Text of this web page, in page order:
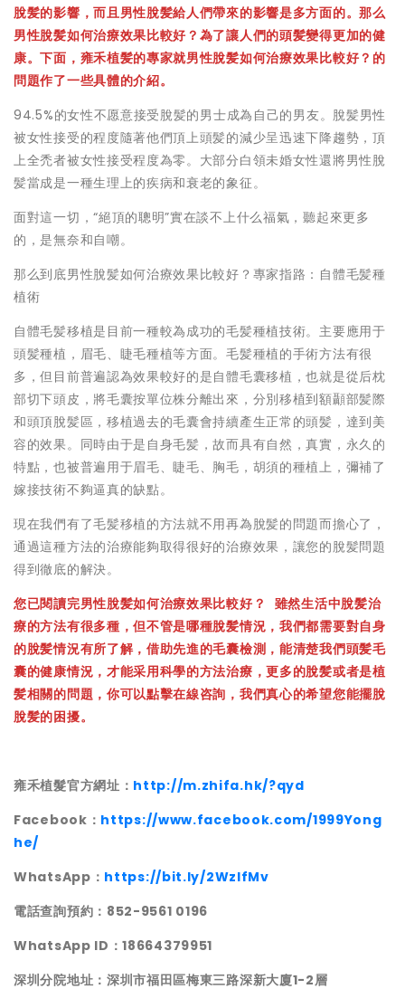
脫髪的影響，而且男性脫髪給人們帶來的影響是多方面的。那么
男性脫髪如何治療效果比較好？為了讓人們的頭髪變得更加的健
康。下面，雍禾植髪的專家就男性脫髪如何治療效果比較好？的
問題作了一些具體的介紹。
94.5%的女性不愿意接受脫髪的男士成為自己的男友。脫髪男性
被女性接受的程度隨著他們頂上頭髪的減少呈迅速下降趨勢，頂
上全禿者被女性接受程度為零。大部分白領未婚女性還將男性脫
髪當成是一種生理上的疾病和衰老的象征。
面對這一切，“絕頂的聰明”實在談不上什么福氣，聽起來更多
的，是無奈和自嘲。
那么到底男性脫髪如何治療效果比較好？專家指路：自體毛髪種
植術
自體毛髪移植是目前一種較為成功的毛髪種植技術。主要應用于
頭髪種植，眉毛、睫毛種植等方面。毛髪種植的手術方法有很
多，但目前普遍認為效果較好的是自體毛囊移植，也就是從后枕
部切下頭皮，將毛囊按單位株分離出來，分別移植到額顳部髪際
和頭頂脫髪區，移植過去的毛囊會持續產生正常的頭髪，達到美
容的效果。同時由于是自身毛髪，故而具有自然，真實，永久的
特點，也被普遍用于眉毛、睫毛、胸毛，胡須的種植上，彌補了
嫁接技術不夠逼真的缺點。
現在我們有了毛髪移植的方法就不用再為脫髪的問題而擔心了，
通過這種方法的治療能夠取得很好的治療效果，讓您的脫髪問題
得到徹底的解決。
您已閱讀完男性脫髪如何治療效果比較好？
雖然生活中脫髪治
療的方法有很多種，但不管是哪種脫髪情況，我們都需要對自身
的脫髪情況有所了解，借助先進的毛囊檢測，能清楚我們頭髪毛
囊的健康情況，才能采用科學的方法治療，更多的脫髪或者是植
髪相關的問題，你可以點擊在線咨詢，我們真心的希望您能擺脫
脫髪的困擾。
雍禾植髮官方網址： http://m.zhifa.hk/?qyd
Facebook： https://www.facebook.com/1999Yong
he/
WhatsApp： https://bit.ly/2WzlfMv
電話查詢預約：852-9561 0196
WhatsApp ID：18664379951
深圳分院地址：深圳市福田區梅東三路深新大廈1-2層